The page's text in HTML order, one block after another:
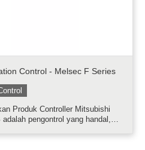
Control - Melsec F Series
Produk Controller Mitsubishi
pengontrol yang handal,